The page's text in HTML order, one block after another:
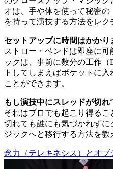
オは、手や体を使って秘密
を持って演技する方法をレク
セットアップに時間はかかり
ストロー・ベンドは即座に
ックは、事前に数分の工作
トしてしまえばポケットに
ことができます。
もし演技中にスレッドが切れ
それはプロでも起こり得る
切れても誰にも気づかれず
ジックへと移行する方法を教
念力（テレキネシス）とオ